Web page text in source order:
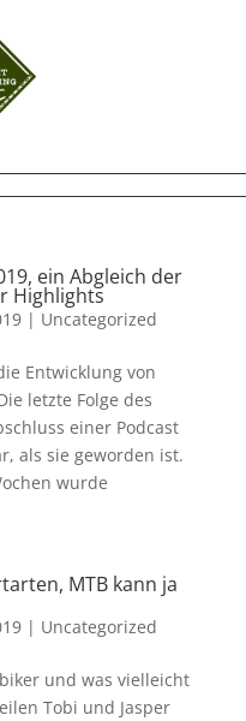
ein Abgleich der
Highlights
| Uncategorized
Entwicklung von
letzte Folge des
einer Podcast
als sie geworden ist.
wurde
MTB kann ja
| Uncategorized
und was vielleicht
Tobi und Jasper